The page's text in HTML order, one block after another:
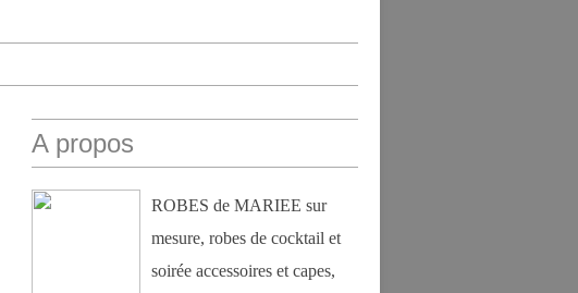
A propos
ROBES de MARIEE sur
mesure, robes de cocktail et
soirée accessoires et capes,